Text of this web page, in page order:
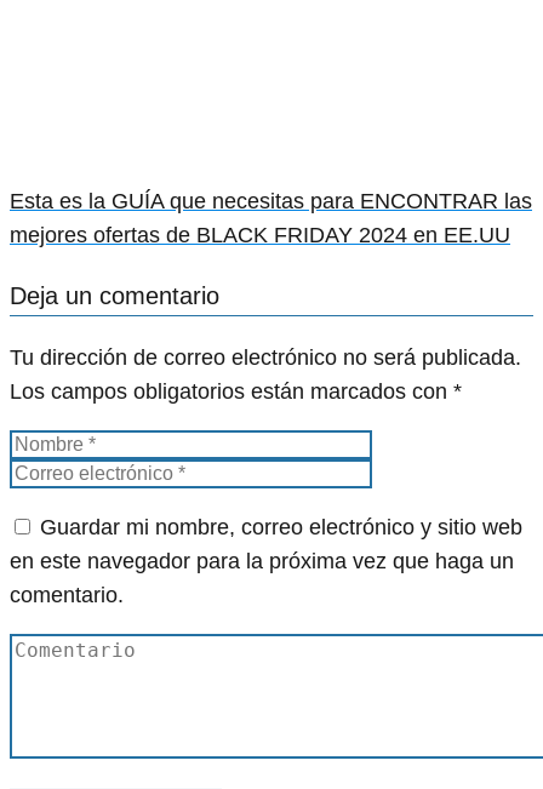
Esta es la GUÍA que necesitas para ENCONTRAR las
mejores ofertas de BLACK FRIDAY 2024 en EE.UU
Deja un comentario
Tu dirección de correo electrónico no será publicada.
Los campos obligatorios están marcados con *
Guardar mi nombre, correo electrónico y sitio web
en este navegador para la próxima vez que haga un
comentario.